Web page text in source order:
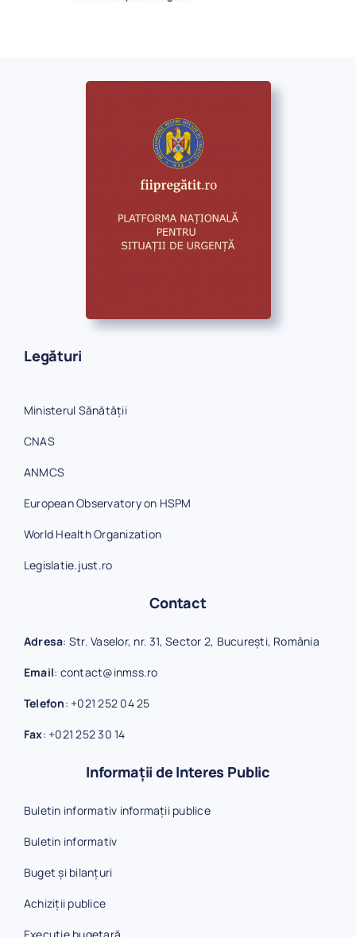
Legături
Ministerul Sănătății
CNAS
ANMCS
European Observatory on HSPM
World Health Organization
Legislatie.just.ro
Contact
Adresa: Str. Vaselor, nr. 31, Sector 2, București, România
Email: contact@inmss.ro
Telefon: +021 252 04 25
Fax: +021 252 30 14
Informații de Interes Public
Buletin informativ informații publice
Buletin informativ
Buget și bilanțuri
Achiziții publice